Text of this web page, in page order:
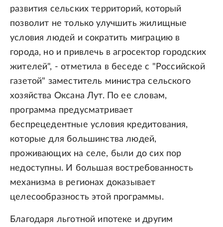
развития сельских территорий, который
позволит не только улучшить жилищные
условия людей и сократить миграцию в
города, но и привлечь в агросектор городских
жителей", - отметила в беседе с "Российской
газетой" заместитель министра сельского
хозяйства Оксана Лут. По ее словам,
программа предусматривает
беспрецедентные условия кредитования,
которые для большинства людей,
проживающих на селе, были до сих пор
недоступны. И большая востребованность
механизма в регионах доказывает
целесообразность этой программы.
Благодаря льготной ипотеке и другим